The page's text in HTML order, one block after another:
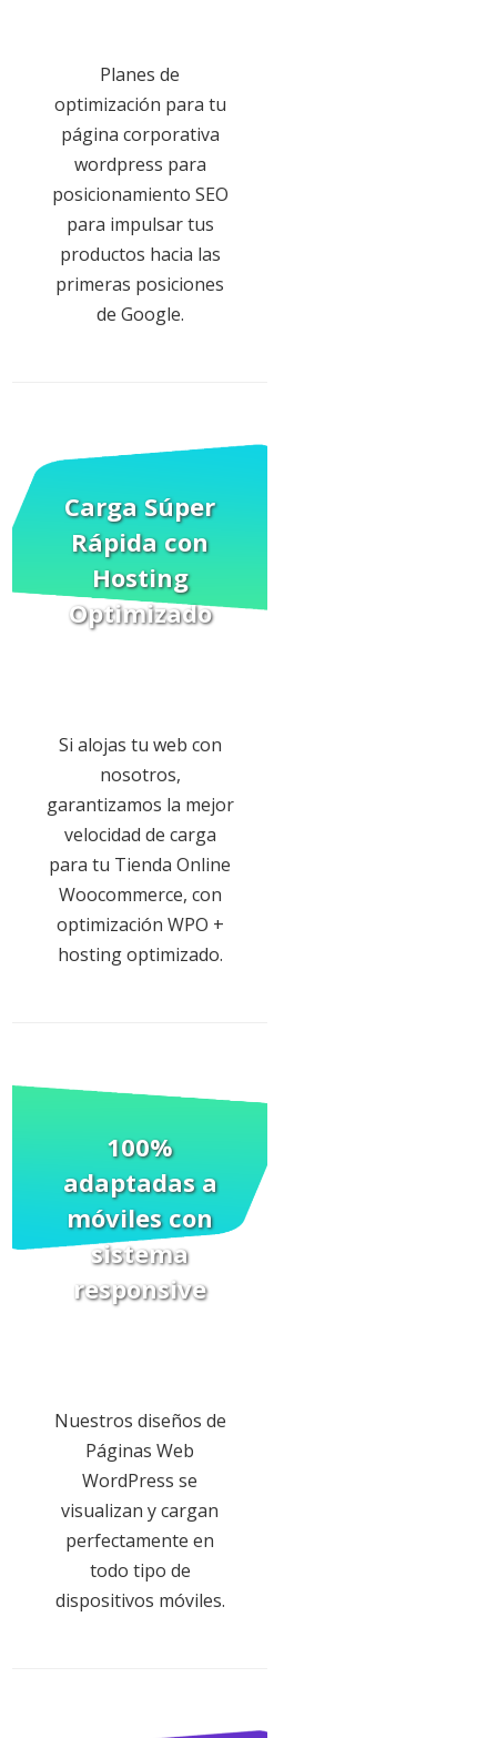
Planes de
optimización para tu
página corporativa
wordpress para
posicionamiento SEO
para impulsar tus
productos hacia las
primeras posiciones
de Google.
Carga Súper
Rápidacon
Hosting
Optimizado
Si alojas tu web con
nosotros,
garantizamos la mejor
velocidad de carga
para tu Tienda Online
Woocommerce, con
optimización WPO +
hosting optimizado.
100%
adaptadas a
móvilescon
sistema
responsive
Nuestros diseños de
Páginas Web
WordPress se
visualizan y cargan
perfectamente en
todo tipo de
dispositivos móviles.